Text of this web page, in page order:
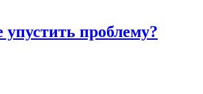
проблему?